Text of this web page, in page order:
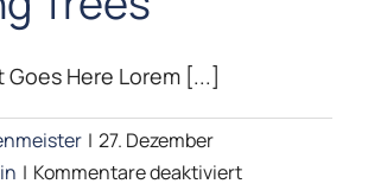
Here Lorem [...]
| 27. Dezember
| Kommentare deaktiviertfür